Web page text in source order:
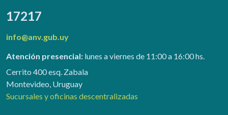
17217
info@anv.gub.uy
Atención presencial: lunes a viernes de 11:00 a 16:00 hs.
Cerrito 400 esq. Zabala
Montevideo, Uruguay
Sucursales y oficinas descentralizadas